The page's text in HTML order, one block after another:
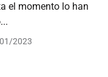
el momento lo han
2023